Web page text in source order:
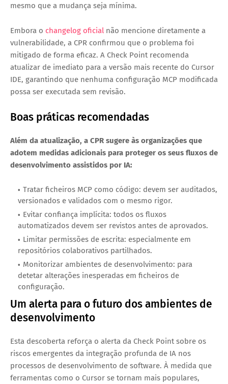
mesmo que a mudança seja mínima.
Embora o changelog oficial não mencione diretamente a
vulnerabilidade, a CPR confirmou que o problema foi
mitigado de forma eficaz. A Check Point recomenda
atualizar de imediato para a versão mais recente do Cursor
IDE, garantindo que nenhuma configuração MCP modificada
possa ser executada sem revisão.
Boas práticas recomendadas
Além da atualização, a CPR sugere às organizações que
adotem medidas adicionais para proteger os seus fluxos de
desenvolvimento assistidos por IA:
Tratar ficheiros MCP como código: devem ser auditados,
versionados e validados com o mesmo rigor.
Evitar confiança implícita: todos os fluxos
automatizados devem ser revistos antes de aprovados.
Limitar permissões de escrita: especialmente em
repositórios colaborativos partilhados.
Monitorizar ambientes de desenvolvimento: para
detetar alterações inesperadas em ficheiros de
configuração.
Um alerta para o futuro dos ambientes de
desenvolvimento
Esta descoberta reforça o alerta da Check Point sobre os
riscos emergentes da integração profunda de IA nos
processos de desenvolvimento de software. À medida que
ferramentas como o Cursor se tornam mais populares,